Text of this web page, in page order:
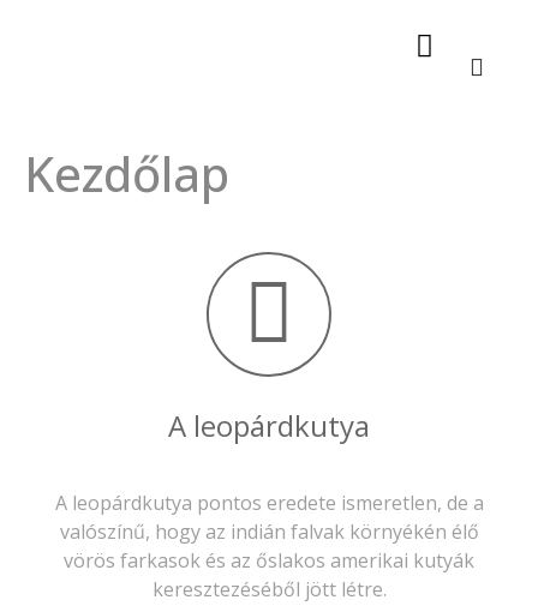
Kezdőlap
A leopárdkutya
A leopárdkutya pontos eredete ismeretlen, de a
valószínű, hogy az indián falvak környékén élő
vörös farkasok és az őslakos amerikai kutyák
keresztezéséből jött létre.